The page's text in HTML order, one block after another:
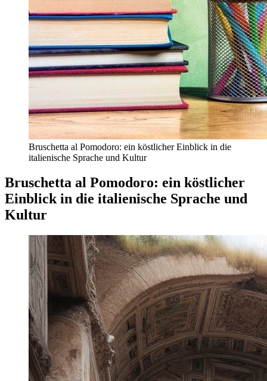
Bruschetta al Pomodoro: ein köstlicher Einblick in die
italienische Sprache und Kultur
Bruschetta al Pomodoro: ein köstlicher
Einblick in die italienische Sprache und
Kultur